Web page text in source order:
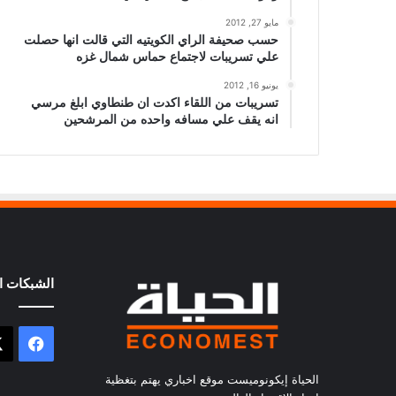
مايو 27, 2012
حسب صحيفة الراي الكويتيه التي قالت انها حصلت
علي تسريبات لاجتماع حماس شمال غزه
يونيو 16, 2012
تسريبات من اللقاء اكدت ان طنطاوي ابلغ مرسي
انه يقف علي مسافه واحده من المرشحين
الحياة إيكونوميست موقع اخباري يهتم بتغظية
الشبكات